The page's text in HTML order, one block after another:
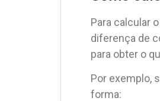
Para calcular
diferença de
para obter o
Por exemplo,
forma: